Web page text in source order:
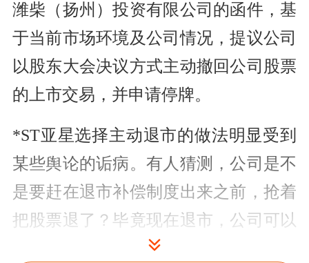
潍柴（扬州）投资有限公司的函件，基
于当前市场环境及公司情况，提议公司
以股东大会决议方式主动撤回公司股票
的上市交易，并申请停牌。
*ST亚星选择主动退市的做法明显受到
某些舆论的诟病。有人猜测，公司是不
是要赶在退市补偿制度出来之前，抢着
把股票退了？毕竟现在退市，公司可以
少赔不少钱。为此，猜测者认为，选择